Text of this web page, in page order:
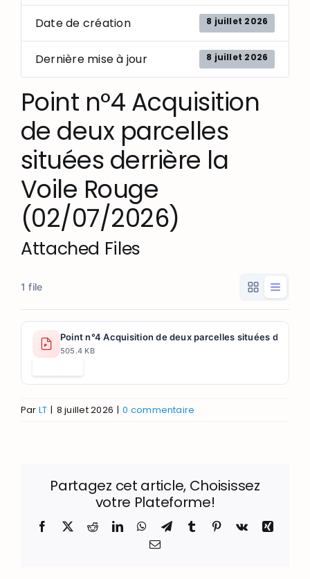
Date de création 8 juillet 2026
Dernière mise à jour 8 juillet 2026
Point n°4 Acquisition
de deux parcelles
situées derrière la
Voile Rouge
(02/07/2026)
Attached Files
1 file
Point n°4 Acquisition de deux parcelles situées derière
505.4 KB
Par LT | 8 juillet 2026 | 0 commentaire
Partagez cet article, Choisissez
votre Plateforme!
Facebook
X RedditLinkedInWhatsApp
TelegramTumblr Pinterest
Vk
Xing
Email